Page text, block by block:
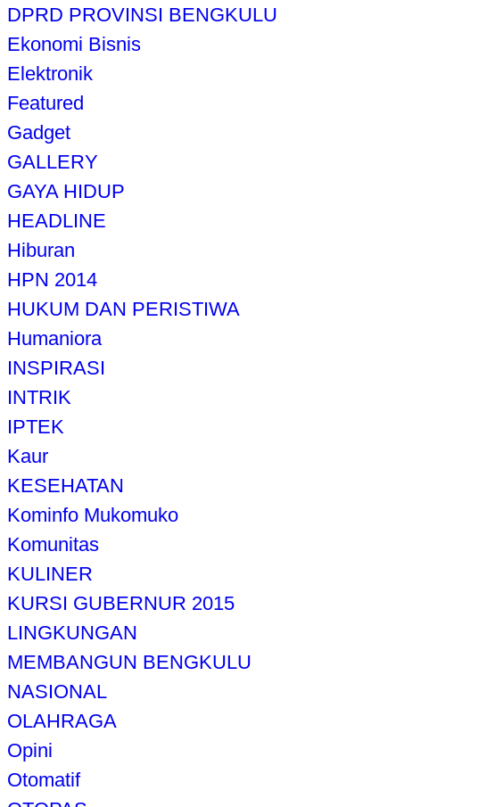
DPRD PROVINSI BENGKULU
Ekonomi Bisnis
Elektronik
Featured
Gadget
GALLERY
GAYA HIDUP
HEADLINE
Hiburan
HPN 2014
HUKUM DAN PERISTIWA
Humaniora
INSPIRASI
INTRIK
IPTEK
Kaur
KESEHATAN
Kominfo Mukomuko
Komunitas
KULINER
KURSI GUBERNUR 2015
LINGKUNGAN
MEMBANGUN BENGKULU
NASIONAL
OLAHRAGA
Opini
Otomatif